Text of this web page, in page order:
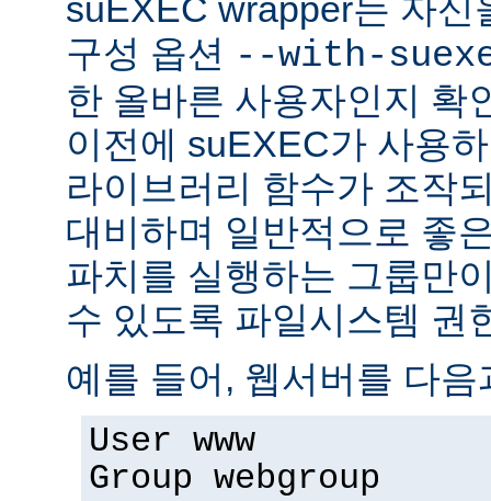
suEXEC wrapper는 자신
구성 옵션 --with-
한 올바른 사용자인지 확
이전에 suEXEC가 사용
라이브러리 함수가 조작
대비하며 일반적으로 좋
파치를 실행하는 그룹만
수 있도록 파일시스템 권
예를 들어, 웹서버를 다
User www
Group webgroup